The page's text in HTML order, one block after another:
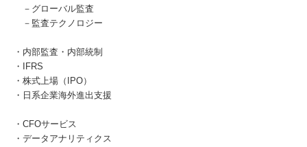
－グローバル監査
－監査テクノロジー
・内部監査・内部統制
・IFRS
・株式上場（IPO）
・日系企業海外進出支援
・CFOサービス
・データアナリティクス